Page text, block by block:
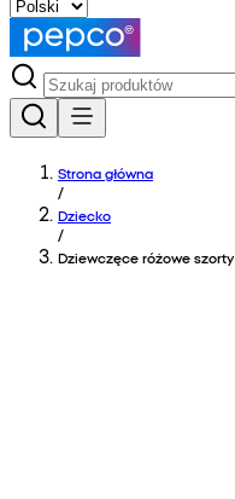
Strona główna
/
Dziecko
/
Dziewczęce różowe szorty